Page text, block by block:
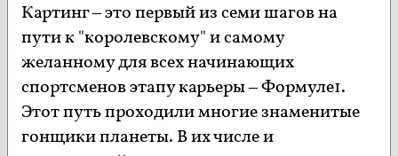
Картинг – это первый из семи шагов на
пути к "королевскому" и самому
желанному для всех начинающих
спортсменов этапу карьеры – Формуле1.
Этот путь проходили многие знаменитые
гонщики планеты. В их числе и